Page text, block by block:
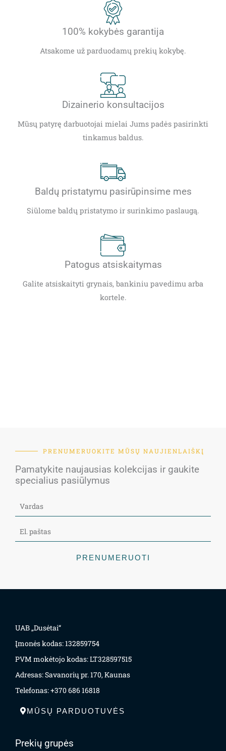
100% kokybės garantija
Atsakome už parduodamų prekių kokybę.
Dizainerio konsultacijos
Mūsų patyrę darbuotojai mielai Jums padės pasirinkti
tinkamus baldus.
Baldų pristatymu pasirūpinsime mes
Siūlome baldų pristatymo ir surinkimo paslaugą.
Patogus atsiskaitymas
Galite atsiskaityti grynais, bankiniu pavedimu arba
kortele.
PRENUMERUOKITE MŪSŲ NAUJIENLAIŠKĮ
Pamatykite naujausias kolekcijas ir gaukite
specialius pasiūlymus
PRENUMERUOTI
UAB „Dusėtai“
Įmonės kodas: 132859754
PVM mokėtojo kodas: LT328597515
Adresas: Savanorių pr. 170, Kaunas
Telefonas: +370 686 16818
MŪSŲ PARDUOTUVĖS
Prekių grupės